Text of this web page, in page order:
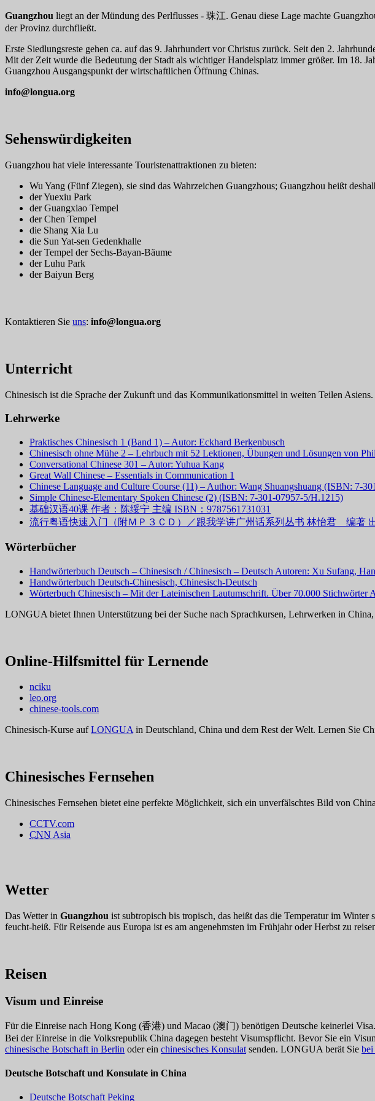
Guangzhou liegt an der Mündung des Perlflusses - 珠江. Genau diese Lage machte
der Provinz durchfließt.
Erste Siedlungsreste gehen ca. auf das 9. Jahrhundert vor Christus zurück. Seit den 2.
Mit der Zeit wurde die Bedeutung der Stadt als wichtiger Handelsplatz immer größer. Im 18.
Guangzhou Ausgangspunkt der wirtschaftlichen Öffnung Chinas.
info@longua.org
Sehenswürdigkeiten
Guangzhou hat viele interessante Touristenattraktionen zu bieten:
Wu Yang (Fünf Ziegen), sie sind das Wahrzeichen Guangzhous; Guangzhou heißt
der Yuexiu Park
der Guangxiao Tempel
der Chen Tempel
die Shang Xia Lu
die Sun Yat-sen Gedenkhalle
der Tempel der Sechs-Bayan-Bäume
der Luhu Park
der Baiyun Berg
Kontaktieren Sie uns: info@longua.org
Unterricht
Chinesisch ist die Sprache der Zukunft und das Kommunikationsmittel in weiten Teilen
Lehrwerke
Praktisches Chinesisch 1 (Band 1) – Autor: Eckhard Berkenbusch
Chinesisch ohne Mühe 2 – Lehrbuch mit 52 Lektionen, Übungen und Lösungen von
Conversational Chinese 301 – Autor: Yuhua Kang
Great Wall Chinese – Essentials in Communication 1
Chinese Language and Culture Course (11) – Author: Wang Shuangshuang (ISBN: 7-
Simple Chinese-Elementary Spoken Chinese (2) (ISBN: 7-301-07957-5/H.1215)
基础汉语40课 作者：陈绥宁 主编 ISBN：9787561731031
流行粤语快速入门（附ＭＰ３ＣＤ）／跟我学讲广州话系列丛书 林怡君 编著
Wörterbücher
Handwörterbuch Deutsch – Chinesisch / Chinesisch – Deutsch Autoren: Xu Sufang,
Handwörterbuch Deutsch-Chinesisch, Chinesisch-Deutsch
Wörterbuch Chinesisch – Mit der Lateinischen Lautumschrift. Über 70.000 Stichwörter
LONGUA bietet Ihnen Unterstützung bei der Suche nach Sprachkursen, Lehrwerken in
Online-Hilfsmittel für Lernende
nciku
leo.org
chinese-tools.com
Chinesisch-Kurse aufLONGUAin Deutschland, China und dem Rest der Welt. Lernen Sie
Chinesisches Fernsehen
Chinesisches Fernsehen bietet eine perfekte Möglichkeit, sich ein unverfälschtes Bild von
CCTV.com
CNN Asia
Wetter
Das Wetter in Guangzhou ist subtropisch bis tropisch, das heißt das die Temperatur im
feucht-heiß. Für Reisende aus Europa ist es am angenehmsten im Frühjahr oder Herbst zu
Reisen
Visum und Einreise
Für die Einreise nach Hong Kong (香港) und Macao (澳门) benötigen Deutsche keinerlei Visa.
Bei der Einreise in die Volksrepublik China dagegen besteht Visumspflicht. Bevor Sie ein
chinesische Botschaft in Berlin oder ein chinesisches Konsulat senden. LONGUA berät Sie bei
Deutsche Botschaft und Konsulate in China
Deutsche Botschaft Peking